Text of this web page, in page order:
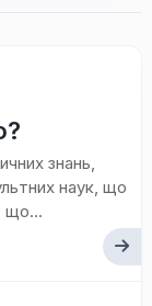
знань,
наук, що
що...